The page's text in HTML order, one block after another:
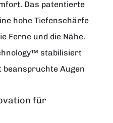
Das patentierte
hohe Tiefenschärfe
Ferne und die Nähe.
stabilisiert
beanspruchte Augen
für